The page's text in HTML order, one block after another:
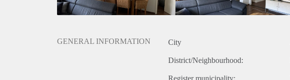
GENERAL INFORMATION City
District/Neighbourhood: